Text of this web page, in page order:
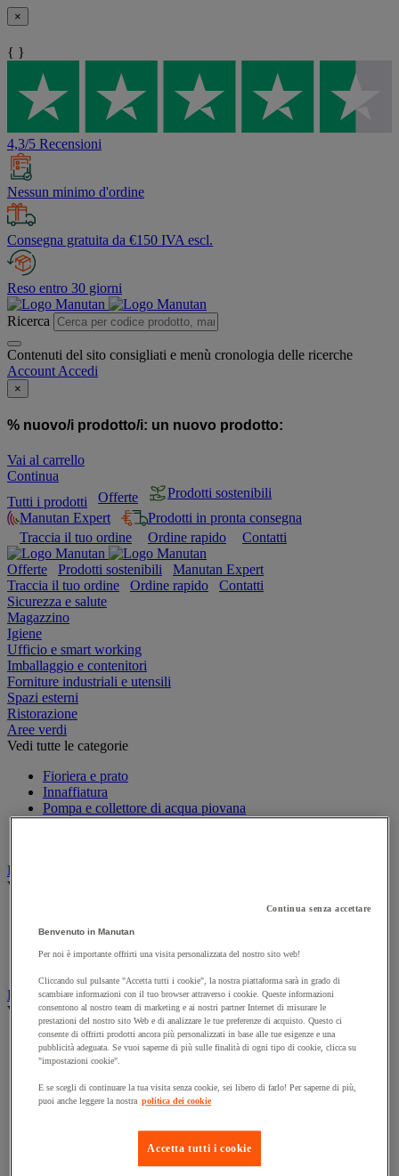
×
{ }
4,3/5 Recensioni
Nessun minimo d'ordine
Consegna gratuita da €150 IVA escl.
Reso entro 30 giorni
Ricerca
Contenuti del sito consigliati e menù cronologia delle ricerche
Account Accedi
×
% nuovo/i prodotto/i: un nuovo prodotto:
Vai al carrello
Continua
Tutti i prodotti
Offerte
Prodotti sostenibili
Manutan Expert
Prodotti in pronta consegna
Traccia il tuo ordine
Ordine rapido Contatti
Offerte Prodotti sostenibili
Manutan Expert
Traccia il tuo ordine
Ordine rapido
Contatti
Sicurezza e salute
Magazzino
Igiene
Ufficio e smart working
Imballaggio e contenitori
Forniture industriali e utensili
Spazi esterni
Ristorazione
Aree verdi
Vedi tutte le categorie
Fioriera e prato
Innaffiatura
Pompa e collettore di acqua piovana
Utensili da giardino
Bandiera
Vedi tutte le categorie
Bandiera pubblicitaria
Bandiera ufficiale
Luoghi pubblici
Vedi tutte le categorie
Attrezzi per l'inverno
Barriera e transenna
Guardrail
Paletto da strada
Protezione anti-inondazione
Continua senza accettare
Benvenuto in Manutan
Per noi è importante offrirti una visita personalizzata del nostro sito web!
Cliccando sul pulsante "Accetta tutti i cookie", la nostra piattaforma sarà in grado di
scambiare informazioni con il tuo browser attraverso i cookie. Queste informazioni
consentono al nostro team di marketing e ai nostri partner Internet di misurare le
prestazioni del nostro sito Web e di analizzare le tue preferenze di acquisto. Questo ci
consente di offrirti prodotti ancora più personalizzati in base alle tue esigenze e una
pubblicità adeguata. Se vuoi saperne di più sulle finalità di ogni tipo di cookie, clicca su
"impostazioni cookie".
E se scegli di continuare la tua visita senza cookie, sei libero di farlo! Per saperne di più,
puoi anche leggere la nostra politica dei cookie
Accetta tutti i cookie